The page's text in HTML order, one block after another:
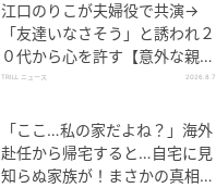
江口のりこが夫婦役で共演→
「友達いなさそう」と誘われ２
０代から心を許す【意外な親友
芸人】とは？
TRILL ニュース 2026.8.7
「ここ…私の家だよね？」海外
赴任から帰宅すると…自宅に見
知らぬ家族が！まさかの真相と